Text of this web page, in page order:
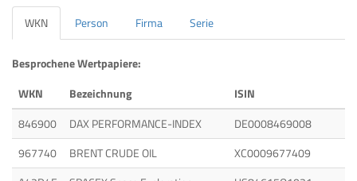
WKN
Person Firma Serie
Besprochene Wertpapiere:
WKN
Bezeichnung
ISIN
846900
DAX PERFORMANCE-INDEX
DE0008469008
967740
BRENT CRUDE OIL
XC0009677409